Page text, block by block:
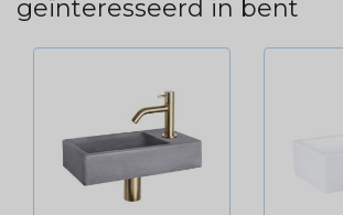
geïnteresseerd in bent